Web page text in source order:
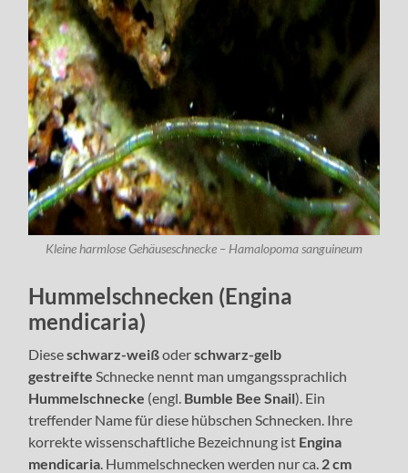
Kleine harmlose Gehäuseschnecke – Hamalopoma sanguineum
Hummelschnecken (Engina
mendicaria)
Dieseschwarz-weißoderschwarz-gelb
gestreifte Schnecke nennt man umgangssprachlich
Hummelschnecke (engl. Bumble Bee Snail). Ein
treffender Name für diese hübschen Schnecken. Ihre
korrekte wissenschaftliche Bezeichnung ist Engina
mendicaria . Hummelschnecken werden nur ca. 2 cm